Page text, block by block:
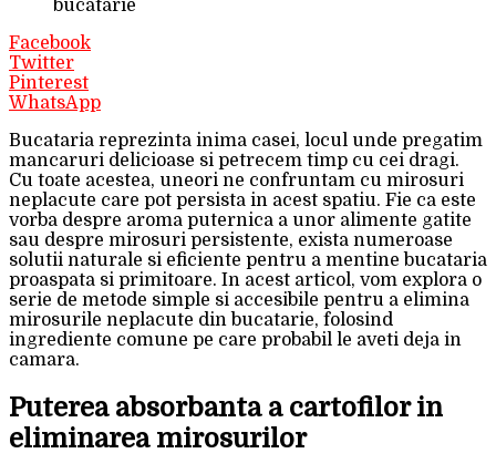
bucatarie
Facebook
Twitter
Pinterest
WhatsApp
Bucataria reprezinta inima casei, locul unde pregatim
mancaruri delicioase si petrecem timp cu cei dragi.
Cu toate acestea, uneori ne confruntam cu mirosuri
neplacute care pot persista in acest spatiu. Fie ca este
vorba despre aroma puternica a unor alimente gatite
sau despre mirosuri persistente, exista numeroase
solutii naturale si eficiente pentru a mentine bucataria
proaspata si primitoare. In acest articol, vom explora o
serie de metode simple si accesibile pentru a elimina
mirosurile neplacute din bucatarie, folosind
ingrediente comune pe care probabil le aveti deja in
camara.
Puterea absorbanta a cartofilor in
eliminarea mirosurilor